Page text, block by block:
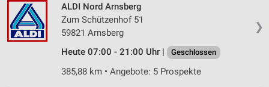
❯
ALDI Nord Arnsberg
Zum Schützenhof 51
59821 Arnsberg
Heute 07:00 - 21:00 Uhr |
Geschlossen
385,88 km • Angebote: 5 Prospekte